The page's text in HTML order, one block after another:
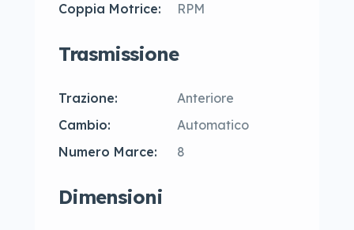
Coppia Motrice:
RPM
Trasmissione
Trazione:
Anteriore
Cambio:
Automatico
Numero Marce:
8
Dimensioni